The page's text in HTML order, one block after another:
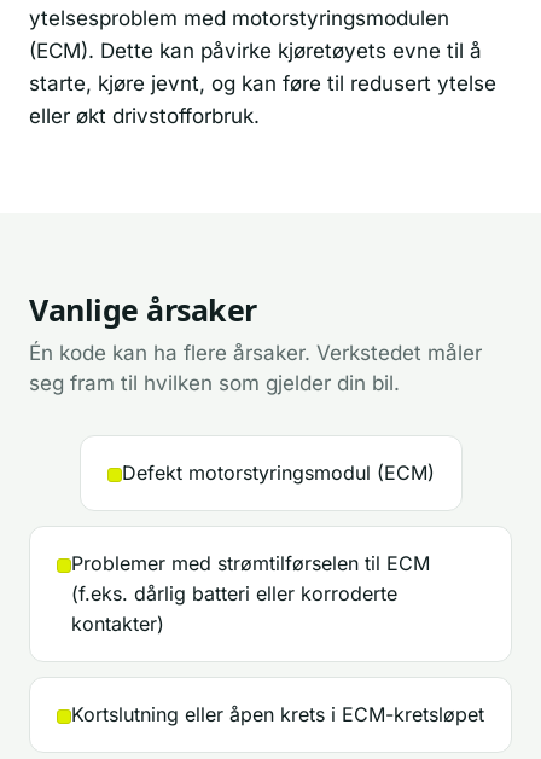
ytelsesproblem med motorstyringsmodulen
(ECM). Dette kan påvirke kjøretøyets evne til å
starte, kjøre jevnt, og kan føre til redusert ytelse
eller økt drivstofforbruk.
Vanlige årsaker
Én kode kan ha flere årsaker. Verkstedet måler
seg fram til hvilken som gjelder din bil.
Defekt motorstyringsmodul (ECM)
Problemer med strømtilførselen til ECM
(f.eks. dårlig batteri eller korroderte
kontakter)
Kortslutning eller åpen krets i ECM-kretsløpet